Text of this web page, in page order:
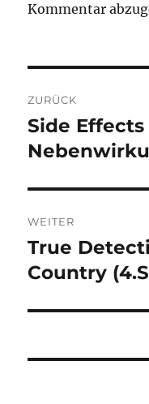
Kommentar
ZURÜCK
Vorheriger
Beitrag:
Side Effects
WEITER
Nächster
Beitrag:
True
Country